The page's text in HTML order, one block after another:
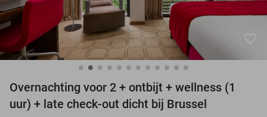
Overnachting voor 2 + ontbijt + wellness (1
uur) + late check-out dicht bij Brussel